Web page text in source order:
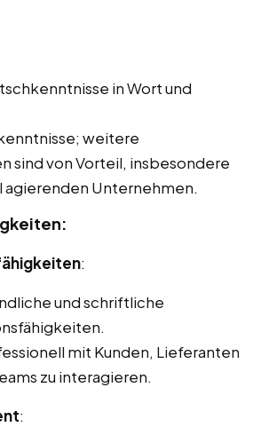
in Wort und
weitere
sind von Vorteil, insbesondere
agierenden Unternehmen.
:
und schriftliche
mit Kunden, Lieferanten
zu interagieren.
: